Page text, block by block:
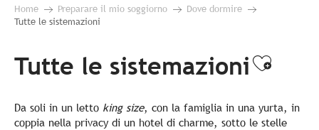
Home Preparare il mio soggiorno
Dove dormire
Tutte le sistemazioni
Tutte le sistemazioni
Da soli in un letto king size, con la famiglia in una yurta, in
coppia nella privacy di un hotel di charme, sotto le stelle